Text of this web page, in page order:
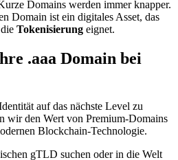
Domains werden immer knapper.
Domain ist ein digitales Asset, das
Tokenisierung eignet.
.aaa Domain bei
auf das nächste Level zu
wir den Wert von Premium-Domains
Blockchain-Technologie.
gTLD suchen oder in die Welt